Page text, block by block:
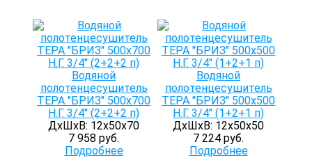
Водяной
полотенцесушитель
ТЕРА "БРИЗ" 500х700
Н.Г. 3/4" (2+2+2 п)
ДхШхВ: 12х50х70
7 958 руб.
Подробнее
Водяной
полотенцесушитель
ТЕРА "БРИЗ" 500х500
Н.Г. 3/4" (1+2+1 п)
ДхШхВ: 12х50х50
7 224 руб.
Подробнее